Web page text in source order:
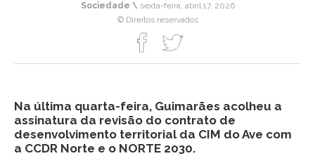
Sociedade \ sexta-feira, abril 17, 2026
© Direitos reservados
Na última quarta-feira, Guimarães acolheu a
assinatura da revisão do contrato de
desenvolvimento territorial da CIM do Ave com
a CCDR Norte e o NORTE 2030.